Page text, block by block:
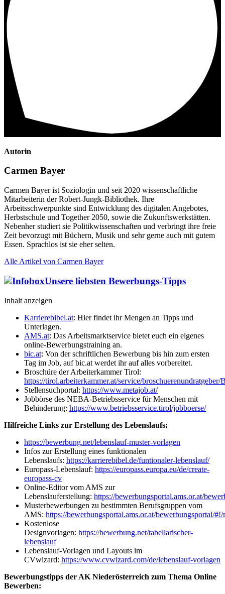
Autorin
Carmen Bayer
Carmen Bayer ist Soziologin und seit 2020 wissenschaftliche
Mitarbeiterin der Robert-Jungk-Bibliothek. Ihre
Arbeitsschwerpunkte sind Entwicklung des digitalen Angebotes,
Herbstschule und Together 2050, sowie die Zukunftswerkstätten.
Nebenher studiert sie Politikwissenschaften und verbringt ihre freie
Zeit bevorzugt mit Büchern, Musik und sehr gerne auch mit gutem
Essen. Sprachlos ist sie eher selten.
Alle Artikel von Carmen Bayer
Unsere liebsten Bewerbungs-Tipps
Inhalt anzeigen
Karrierebibel.at: Hier findet ihr Mengen an Tipps und
Unterlagen.
AMS.at: Das Arbeitsmarktservice bietet euch ein eigenes
online-Bewerbungstraining an.
bic.at: Von der schriftlichen Bewerbung bis hin zum ersten
Tag im Job, auf bic.at werdet ihr auf alles vorbereitet.
Broschüre der Arbeiterkammer Tirol:
https://tirol.arbeiterkammer.at/service/
Stellensuchportal: https://www.metajob.at/
Jobbörse des NEBA-Betriebsservice für Menschen mit
Behinderung: https://www.betriebsservice.tirol/jobboerse/
Hilfreiche Links zur Erstellung des Lebenslaufs:
https://bewerbung.net/lebenslauf-muster-vorlagen
Infos zur Erstellung eines funktionalen
Lebenslaufs: https://karrierebibel.de/funtionaler-lebenslauf/
Europass-Lebenslauf: https://europass.europa.eu/de/create-
europass-cv
Online-Editor vom AMS zur
Lebenslauferstellung: https://bewerbungsportal.ams.or.at/
Musterbewerbungen zu bestimmten Berufsgruppen vom
AMS: https://bewerbungsportal.ams.or.at/bewerbungsportal/
Kostenlose
Designvorlagen: https://bewerbung.net/tabellarischer-
lebenslauf
Lebenslauf-Vorlagen und Layouts im
CVwizard: https://www.cvwizard.com/de/lebenslauf-vorlagen
Bewerbungstipps der AK Niederösterreich zum Thema Online
Bewerben: